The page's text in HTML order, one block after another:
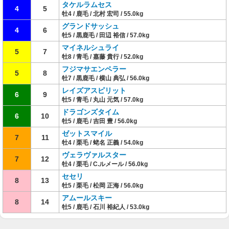
4 5 タケルラムセス
牡4 / 鹿毛 / 北村 宏司 / 55.0kg
4 6 グランドサッシュ
牡5 / 黒鹿毛 / 田辺 裕信 / 57.0kg
5 7 マイネルシュライ
牡8 / 青毛 / 嘉藤 貴行 / 52.0kg
5 8 フジマサエンペラー
牡7 / 黒鹿毛 / 横山 典弘 / 56.0kg
6 9 レイズアスピリット
牡5 / 青毛 / 丸山 元気 / 57.0kg
6 10 ドラゴンズタイム
牡5 / 鹿毛 / 吉田 豊 / 56.0kg
7 11 ゼットスマイル
牡4 / 栗毛 / 蛯名 正義 / 54.0kg
7 12 ヴェラヴァルスター
牡4 / 栗毛 / C.ルメール / 56.0kg
8 13 セセリ
牡5 / 栗毛 / 松岡 正海 / 56.0kg
8 14 アムールスキー
牡5 / 鹿毛 / 石川 裕紀人 / 53.0kg